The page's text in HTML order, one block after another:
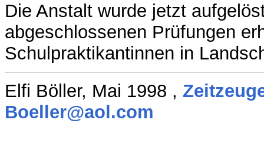
Die Anstalt wurde jetzt
abgeschlossenen Prüfungen
Schulpraktikantinnen in
Elfi Böller, Mai 1998 ,
Boeller@aol.com